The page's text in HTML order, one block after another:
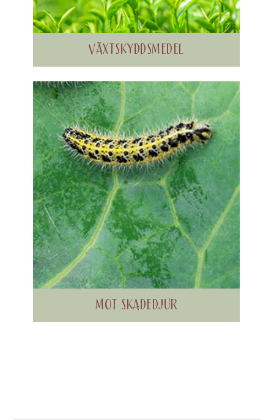
VÄXTSKYDDSMEDEL
MOT SKADEDJUR